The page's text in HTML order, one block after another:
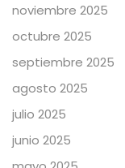
noviembre 2025
octubre 2025
septiembre 2025
agosto 2025
julio 2025
junio 2025